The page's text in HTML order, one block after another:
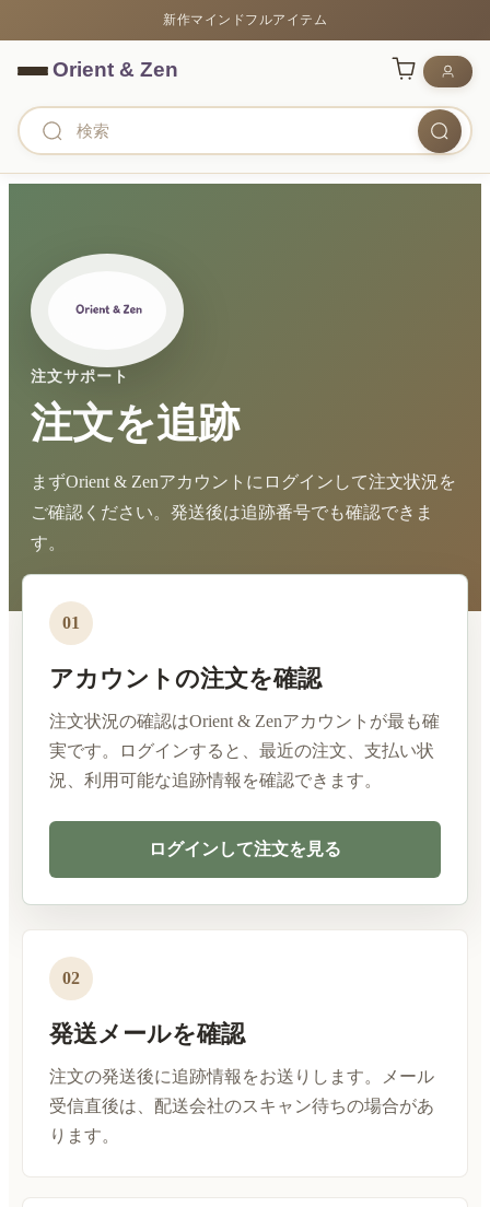
新作マインドフルアイテム
注文サポート
注文を追跡
まずOrient & Zenアカウントにログインして注文状況を
ご確認ください。発送後は追跡番号でも確認できま
す。
01
アカウントの注文を確認
注文状況の確認はOrient & Zenアカウントが最も確
実です。ログインすると、最近の注文、支払い状
況、利用可能な追跡情報を確認できます。
ログインして注文を見る
02
発送メールを確認
注文の発送後に追跡情報をお送りします。メール
受信直後は、配送会社のスキャン待ちの場合があ
ります。